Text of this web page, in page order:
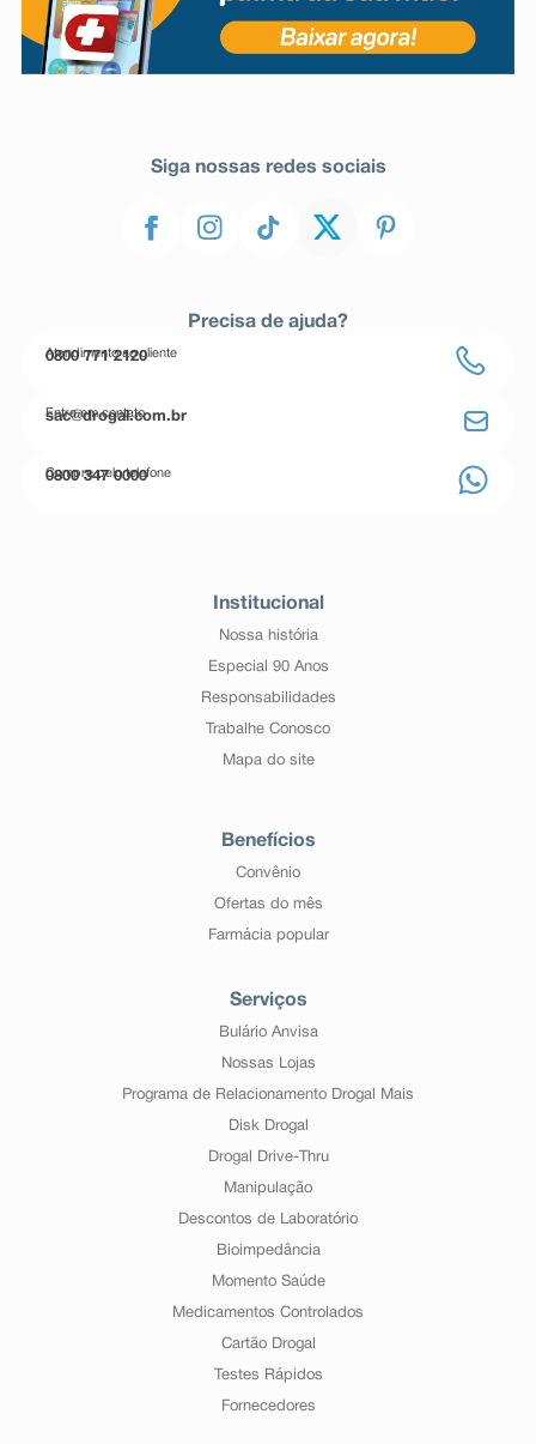
Siga nossas redes sociais
Precisa de ajuda?
Atendimento ao cliente
0800 771 2120
Entre em contato
sac@drogal.com.br
Compre pelo telefone
0800 347 0000
Institucional
Nossa história
Especial 90 Anos
Responsabilidades
Trabalhe Conosco
Mapa do site
Benefícios
Convênio
Ofertas do mês
Farmácia popular
Serviços
Bulário Anvisa
Nossas Lojas
Programa de Relacionamento Drogal Mais
Disk Drogal
Drogal Drive-Thru
Manipulação
Descontos de Laboratório
Bioimpedância
Momento Saúde
Medicamentos Controlados
Cartão Drogal
Testes Rápidos
Fornecedores